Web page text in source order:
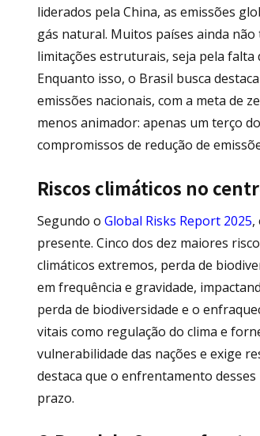
liderados pela China, as emissões
gás natural. Muitos países ainda
limitações estruturais, seja pela
Enquanto isso, o Brasil busca
emissões nacionais, com a meta de
menos animador: apenas um terço
compromissos de redução de
Riscos climáticos no
Segundo o Global Risks Report 2025,
presente. Cinco dos dez maiores
climáticos extremos, perda de
em frequência e gravidade,
perda de biodiversidade e o
vitais como regulação do clima e
vulnerabilidade das nações e exige
destaca que o enfrentamento
prazo.